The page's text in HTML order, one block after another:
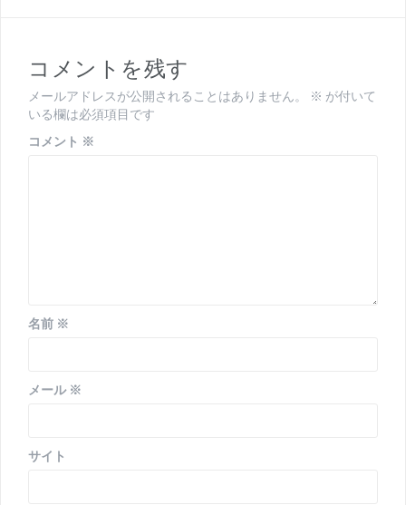
ー
シ
ョ
コメントを残す
メールアドレスが公開されることはありません。 ※ が付いて
いる欄は必須項目です
コメント ※
名前 ※
メール ※
サイト